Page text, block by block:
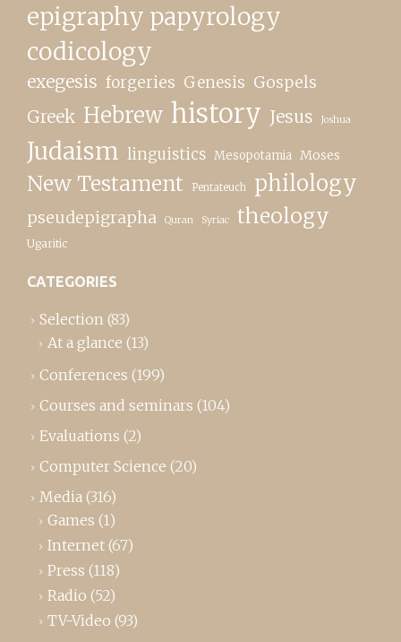
epigraphy papyrology
codicology
exegesis forgeries Genesis Gospels
Greek Hebrew history Jesus Joshua
Judaism linguistics Mesopotamia Moses
New Testament Pentateuch philology
pseudepigrapha Quran Syriac theology
Ugaritic
CATEGORIES
Selection (83)
At a glance (13)
Conferences (199)
Courses and seminars (104)
Evaluations (2)
Computer Science (20)
Media (316)
Games (1)
Internet (67)
Press (118)
Radio (52)
TV-Video (93)